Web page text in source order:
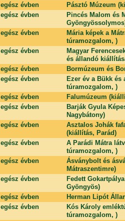
egész évben
Pásztó Múzeum
egész évben
Pincés Malom és
egész évben
Mária képek a
túramozgalom, )
egész évben
Magyar
és állandó
egész évben
Bormúzeum és
egész évben
Ezer év a Bükk és
túramozgalom, )
egész évben
Falumúzeum
egész évben
Barják Gyula
Nagybátony)
egész évben
Asztalos Johák
(kiállítás, Parád)
egész évben
A Parádi Mátra
túramozgalom, )
egész évben
Ásványbolt és
Mátraszentimre)
egész évben
Fedett
Gyöngyös)
egész évben
Herman Lipót
egész évben
Kós Károly
túramozgalom, )